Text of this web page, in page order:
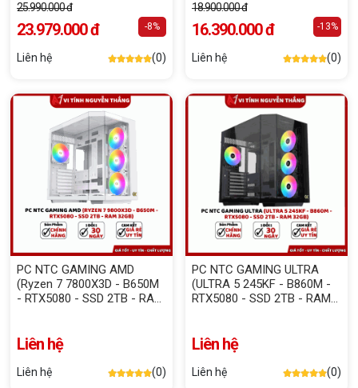
RTX 5060 8GB)
25.990.000 đ
23.979.000 đ -8%
Liên hệ (0)
18.900.000 đ
16.390.000 đ -13%
Liên hệ (0)
PC NTC GAMING AMD
(Ryzen 7 7800X3D - B650M
- RTX5080 - SSD 2TB - RAM
Liên hệ
Liên hệ (0)
PC NTC GAMING ULTRA
(ULTRA 5 245KF - B860M -
RTX5080 - SSD 2TB - RAM
Liên hệ
Liên hệ (0)